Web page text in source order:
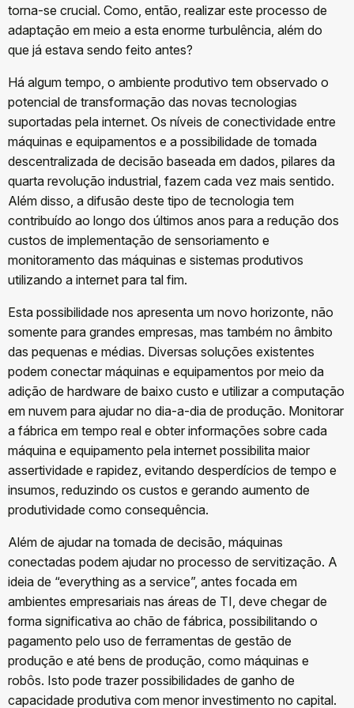
torna-se crucial. Como, então, realizar este processo de
adaptação em meio a esta enorme turbulência, além do
que já estava sendo feito antes?
Há algum tempo, o ambiente produtivo tem observado o
potencial de transformação das novas tecnologias
suportadas pela internet. Os níveis de conectividade entre
máquinas e equipamentos e a possibilidade de tomada
descentralizada de decisão baseada em dados, pilares da
quarta revolução industrial, fazem cada vez mais sentido.
Além disso, a difusão deste tipo de tecnologia tem
contribuído ao longo dos últimos anos para a redução dos
custos de implementação de sensoriamento e
monitoramento das máquinas e sistemas produtivos
utilizando a internet para tal fim.
Esta possibilidade nos apresenta um novo horizonte, não
somente para grandes empresas, mas também no âmbito
das pequenas e médias. Diversas soluções existentes
podem conectar máquinas e equipamentos por meio da
adição de hardware de baixo custo e utilizar a computação
em nuvem para ajudar no dia-a-dia de produção. Monitorar
a fábrica em tempo real e obter informações sobre cada
máquina e equipamento pela internet possibilita maior
assertividade e rapidez, evitando desperdícios de tempo e
insumos, reduzindo os custos e gerando aumento de
produtividade como consequência.
Além de ajudar na tomada de decisão, máquinas
conectadas podem ajudar no processo de servitização. A
ideia de “everything as a service”, antes focada em
ambientes empresariais nas áreas de TI, deve chegar de
forma significativa ao chão de fábrica, possibilitando o
pagamento pelo uso de ferramentas de gestão de
produção e até bens de produção, como máquinas e
robôs. Isto pode trazer possibilidades de ganho de
capacidade produtiva com menor investimento no capital.